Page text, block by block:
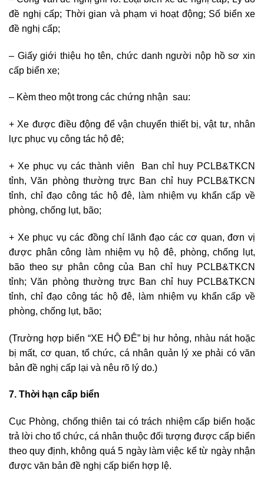
đề nghị cấp; Thời gian và phạm vi hoạt động; Số biển xe
đề nghị cấp;
– Giấy giới thiệu họ tên, chức danh người nộp hồ sơ xin
cấp biển xe;
– Kèm theo một trong các chứng nhận sau:
+ Xe được điều động để vận chuyển thiết bị, vật tư, nhân
lực phục vụ công tác hộ đê;
+ Xe phục vụ các thành viên Ban chỉ huy PCLB&TKCN
tỉnh, Văn phòng thường trực Ban chỉ huy PCLB&TKCN
tỉnh, chỉ đạo công tác hộ đê, làm nhiệm vụ khẩn cấp về
phòng, chống lụt, bão;
+ Xe phục vụ các đồng chí lãnh đạo các cơ quan, đơn vị
được phân công làm nhiệm vụ hộ đê, phòng, chống lụt,
bão theo sự phân công của Ban chỉ huy PCLB&TKCN
tỉnh; Văn phòng thường trực Ban chỉ huy PCLB&TKCN
tỉnh, chỉ đạo công tác hộ đê, làm nhiệm vụ khẩn cấp về
phòng, chống lụt, bão;
(Trường hợp biển “XE HỘ ĐÊ” bị hư hỏng, nhàu nát hoặc
bị mất, cơ quan, tổ chức, cá nhân quản lý xe phải có văn
bản đề nghị cấp lại và nêu rõ lý do.)
7. Thời hạn cấp biển
Cục Phòng, chống thiên tai có trách nhiệm cấp biển hoặc
trả lời cho tổ chức, cá nhân thuộc đối tượng được cấp biển
theo quy định, không quá 5 ngày làm việc kể từ ngày nhận
được văn bản đề nghị cấp biển hợp lệ.